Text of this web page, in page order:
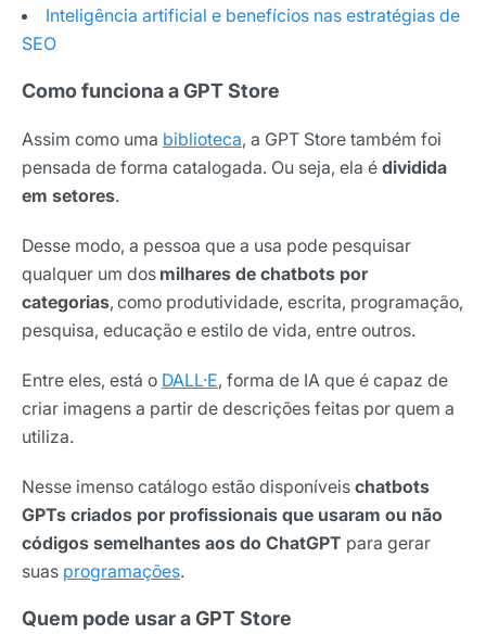
Inteligência artificial e benefícios nas estratégias de
SEO
Como funciona a GPT Store
Assim como uma biblioteca, a GPT Store também foi
pensada de forma catalogada. Ou seja, ela é dividida
em setores.
Desse modo, a pessoa que a usa pode pesquisar
qualquer um dos milhares de chatbots por
categorias, como produtividade, escrita, programação,
pesquisa, educação e estilo de vida, entre outros.
Entre eles, está o DALL·E, forma de IA que é capaz de
criar imagens a partir de descrições feitas por quem a
utiliza.
Nesse imenso catálogo estão disponíveis chatbots
GPTs criados por profissionais que usaram ou não
códigos semelhantes aos do ChatGPT para gerar
suas programações.
Quem pode usar a GPT Store